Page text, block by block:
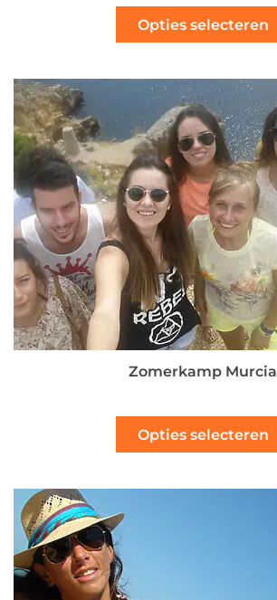
Opties selecteren
Zomerkamp Murcia
Opties selecteren